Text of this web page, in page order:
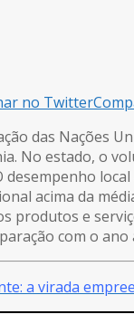
no Twitter
das Nações
No estado, o
desempenho
acima da
produtos e
com o
a virada